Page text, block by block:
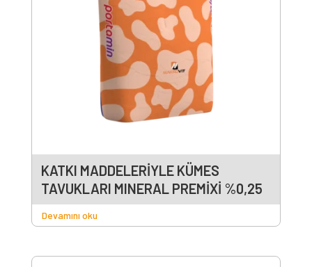
KATKI MADDELERİYLE KÜMES
TAVUKLARI MINERAL PREMİXİ %0,25
Devamını oku